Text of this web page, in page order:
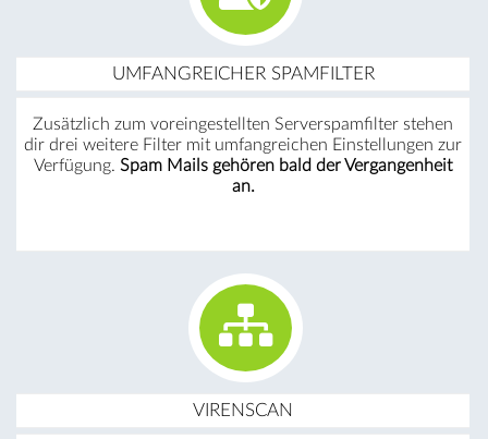
UMFANGREICHER SPAMFILTER
Zusätzlich zum voreingestellten Serverspamfilter stehen
dir drei weitere Filter mit umfangreichen Einstellungen zur
Verfügung.Spam Mails gehören bald der Vergangenheit
an.
VIRENSCAN